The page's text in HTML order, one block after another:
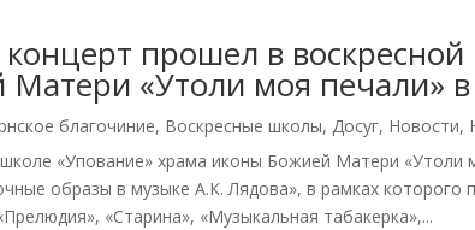
прошел в
«Утоли моя печали»
благочиние, Воскресные школы,Досуг, Новости,
«Упование» храма иконы Божией Матери «Утоли
образы в музыке А.К. Лядова», в рамках которого
«Старина», «Музыкальная табакерка»,...